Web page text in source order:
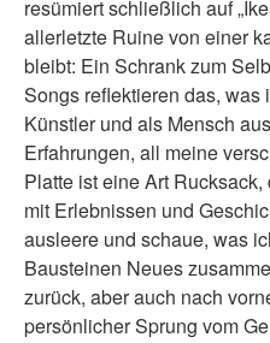
resümiert schließlich auf
allerletzte Ruine von einer
bleibt: Ein Schrank zum
Songs reflektieren das, was
Künstler und als Mensch
Erfahrungen, all meine
Platte ist eine Art
mit Erlebnissen und
ausleere und schaue, was
Bausteinen Neues
zurück, aber auch nach
persönlicher Sprung vom